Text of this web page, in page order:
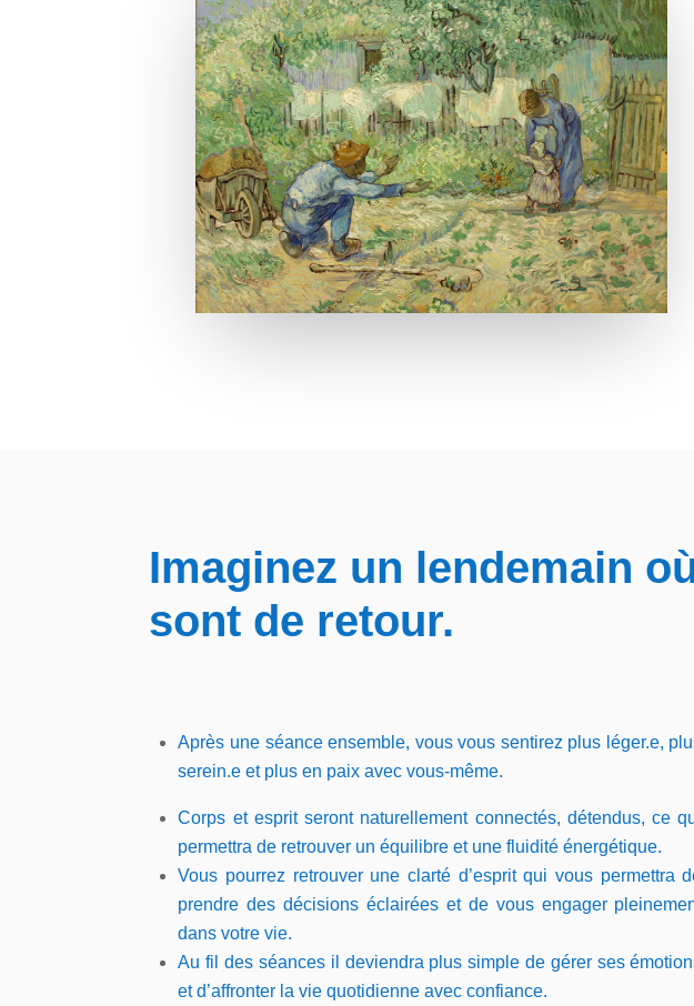
Imaginez un lendemain
sont de retour.
Après une séanceensemble, vous vous sentirez plus léger.e,
serein.e et plus en paix avec vous-même.
Corps et esprit seront naturellement connectés, détendus, ce
permettra de retrouver un équilibre et une fluidité énergétique.
Vous pourrez retrouverune clarté d’esprit qui vous permettra
prendre des décisions éclairées et de vous engager
dans votre vie.
Au fil des séances il deviendra plus simple de gérer ses
et d’affronter la viequotidienneavec confiance.